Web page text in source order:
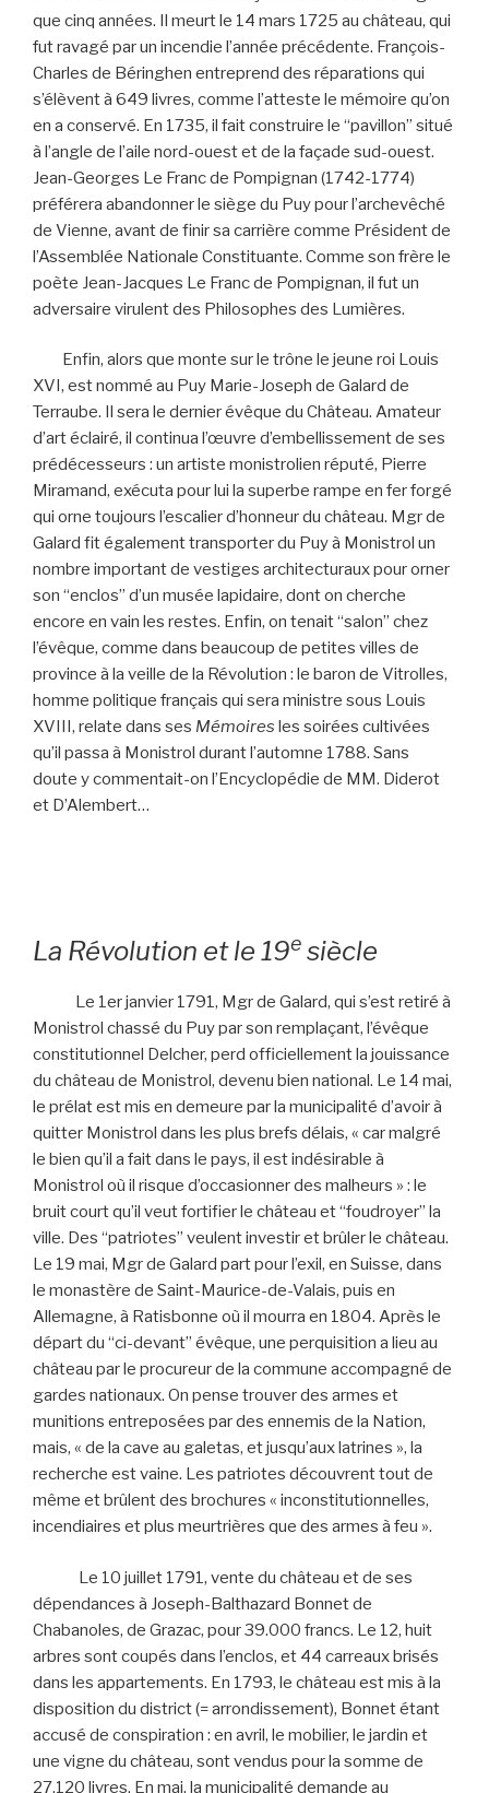
que cinq années. Il meurt le 14 mars 1725 au château, qui
fut ravagé par un incendie l’année précédente. François-
Charles de Béringhen entreprend des réparations qui
s’élèvent à 649 livres, comme l’atteste le mémoire qu’on
en a conservé. En 1735, il fait construire le “pavillon” situé
à l’angle de l’aile nord-ouest et de la façade sud-ouest.
Jean-Georges Le Franc de Pompignan (1742-1774)
préférera abandonner le siège du Puy pour l’archevêché
de Vienne, avant de finir sa carrière comme Président de
l’Assemblée Nationale Constituante. Comme son frère le
poète Jean-Jacques Le Franc de Pompignan, il fut un
adversaire virulent des Philosophes des Lumières.
Enfin, alors que monte sur le trône le jeune roi Louis
XVI, est nommé au Puy Marie-Joseph de Galard de
Terraube. Il sera le dernier évêque du Château. Amateur
d’art éclairé, il continua l’œuvre d’embellissement de ses
prédécesseurs : un artiste monistrolien réputé, Pierre
Miramand, exécuta pour lui la superbe rampe en fer forgé
qui orne toujours l’escalier d’honneur du château. Mgr de
Galard fit également transporter du Puy à Monistrol un
nombre important de vestiges architecturaux pour orner
son “enclos” d’un musée lapidaire, dont on cherche
encore en vain les restes. Enfin, on tenait “salon” chez
l’évêque, comme dans beaucoup de petites villes de
province à la veille de la Révolution : le baron de Vitrolles,
homme politique français qui sera ministre sous Louis
XVIII, relate dans ses Mémoires les soirées cultivées
qu’il passa à Monistrol durant l’automne 1788. Sans
doute y commentait-on l’Encyclopédie de MM. Diderot
et D’Alembert…
La Révolution et le 19e siècle
Le 1er janvier 1791, Mgr de Galard, qui s’est retiré à
Monistrol chassé du Puy par son remplaçant, l’évêque
constitutionnel Delcher, perd officiellement la jouissance
du château de Monistrol, devenu bien national. Le 14 mai,
le prélat est mis en demeure par la municipalité d’avoir à
quitter Monistrol dans les plus brefs délais, « car malgré
le bien qu’il a fait dans le pays, il est indésirable à
Monistrol où il risque d’occasionner des malheurs » : le
bruit court qu’il veut fortifier le château et “foudroyer” la
ville. Des “patriotes” veulent investir et brûler le château.
Le 19 mai, Mgr de Galard part pour l’exil, en Suisse, dans
le monastère de Saint-Maurice-de-Valais, puis en
Allemagne, à Ratisbonne où il mourra en 1804. Après le
départ du “ci-devant” évêque, une perquisition a lieu au
château par le procureur de la commune accompagné de
gardes nationaux. On pense trouver des armes et
munitions entreposées par des ennemis de la Nation,
mais, « de la cave au galetas, et jusqu’aux latrines », la
recherche est vaine. Les patriotes découvrent tout de
même et brûlent des brochures « inconstitutionnelles,
incendiaires et plus meurtrières que des armes à feu ».
Le 10 juillet 1791, vente du château et de ses
dépendances à Joseph-Balthazard Bonnet de
Chabanoles, de Grazac, pour 39.000 francs. Le 12, huit
arbres sont coupés dans l’enclos, et 44 carreaux brisés
dans les appartements. En 1793, le château est mis à la
disposition du district (= arrondissement), Bonnet étant
accusé de conspiration : en avril, le mobilier, le jardin et
une vigne du château, sont vendus pour la somme de
27.120 livres. En mai, la municipalité demande au